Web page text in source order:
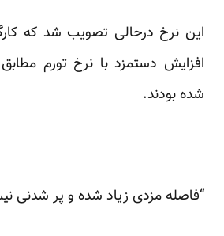
این نرخ درحالی تصویب شد که
شده بودند.
“فاصله مزدی زیاد شده و پر شدنی